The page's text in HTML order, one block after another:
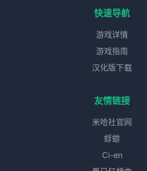
快速导航
游戏详情
游戏指南
汉化版下载
友情链接
米哈社官网
蜉蝣
Ci-en